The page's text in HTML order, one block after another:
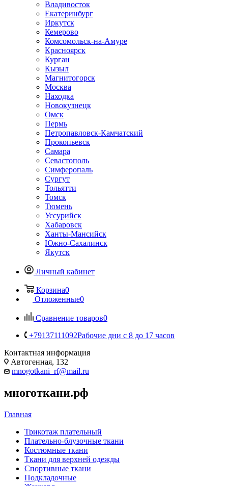
Владивосток
Екатеринбург
Иркутск
Кемерово
Комсомольск-на-Амуре
Красноярск
Курган
Кызыл
Магнитогорск
Москва
Находка
Новокузнецк
Омск
Пермь
Петропавловск-Камчатский
Прокопьевск
Самара
Севастополь
Симферопаль
Сургут
Тольятти
Томск
Тюмень
Уссурийск
Хабаровск
Ханты-Мансийск
Южно-Сахалинск
Якутск
Личный кабинет
Корзина0
Отложенные0
Сравнение товаров0
+79137111092Рабочие дни с 8 до 17 часов
Контактная информация
Автогенная, 132
mnogotkani_rf@mail.ru
многоткани.рф
Главная
Трикотаж плательный
Плательно-блузочные ткани
Костюмные ткани
Ткани для верхней одежды
Спортивные ткани
Подкладочные